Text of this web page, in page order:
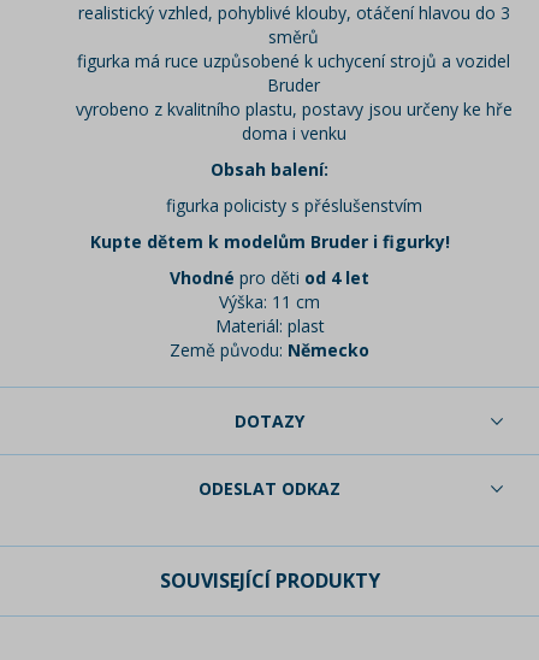
realistický vzhled, pohyblivé klouby, otáčení hlavou do 3
směrů
figurka má ruce uzpůsobené k uchycení strojů a vozidel
Bruder
vyrobeno z kvalitního plastu, postavy jsou určeny ke hře
doma i venku
Obsah balení:
figurka policisty s přéslušenstvím
Kupte dětem k modelům Bruder i figurky!
Vhodné pro děti od 4 let
Výška: 11 cm
Materiál: plast
Země původu: Německo
DOTAZY
ODESLAT ODKAZ
SOUVISEJÍCÍ PRODUKTY